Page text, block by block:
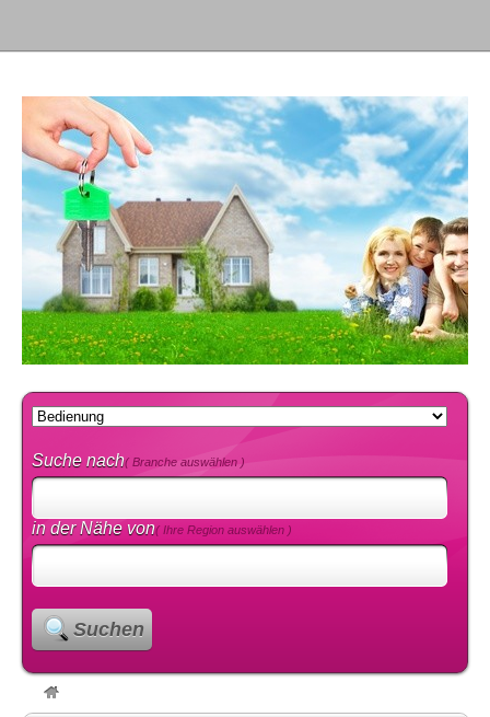
Suche nach( Branche auswählen )
in der Nähe von( Ihre Region auswählen )
Suchen